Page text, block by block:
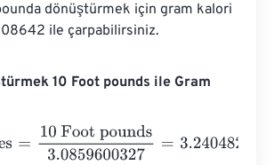
dönüştürmek için gram kalori
ile çarpabilirsiniz.
10 Foot pounds ile Gram
10 Foot pounds3.0859600327 =